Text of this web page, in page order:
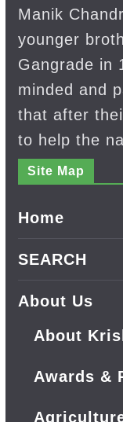
Manik
younger
Gangrade in
minded and
that after
to help the
Site Map
Home
SEARCH
About Us
About
Awards &